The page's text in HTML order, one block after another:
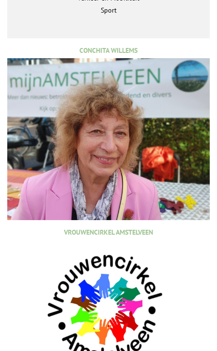
Sport
CONCHITA WILLEMS
VROUWENCIRKEL AMSTELVEEN